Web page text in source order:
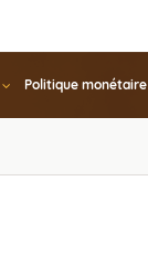
Politique monétaire